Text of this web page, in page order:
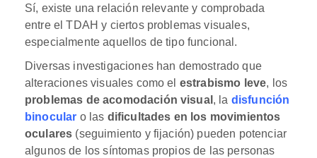
Sí, existe una relación relevante y comprobada
entre el TDAH y ciertos problemas visuales,
especialmente aquellos de tipo funcional.
Diversas investigaciones han demostrado que
alteraciones visuales como el estrabismo leve, los
problemas de acomodación visual , la disfunción
binocular o las dificultades en los movimientos
oculares (seguimiento y fijación) pueden potenciar
algunos de los síntomas propios de las personas